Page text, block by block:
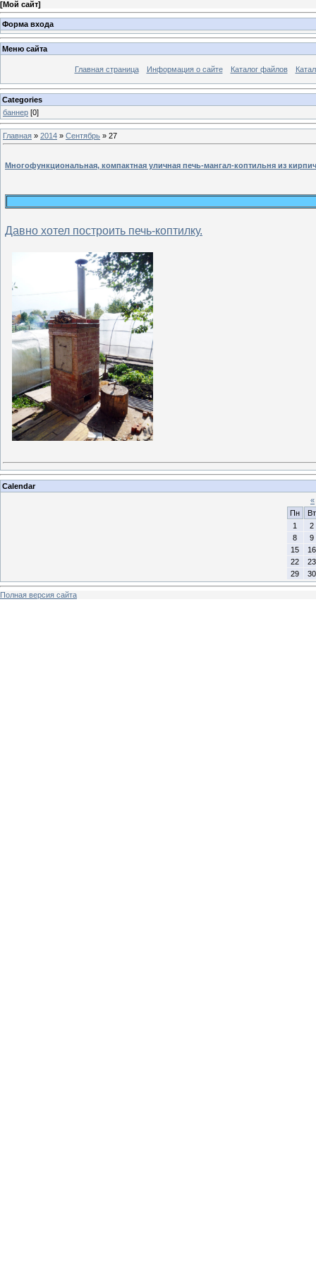
[Мой сайт]
Форма входа
Меню сайта
Главная страница Информация о сайте Каталог файлов
Categories
баннер [0]
Главная » 2014 » Сентябрь » 27
Многофункциональная, компактная уличная печь-мангал-коптильня из
Давно хотел построить печь-коптилку.
Calendar
«
Пн
Вт
1
2
8
9
15
16
22
23
29
30
Полная версия сайта